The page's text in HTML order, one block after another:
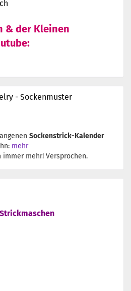
& der Kleinen
- Sockenmuster
Sockenstrick-Kalender
mehr
mehr! Versprochen.